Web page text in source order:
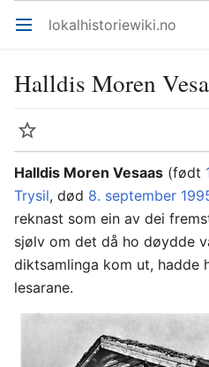
Åpne hovedmenyen lokalhistoriewiki.no
Halldis Moren
Overvåk
Halldis Moren Vesaas (født
Trysil, død 8. september
reknast som ein av dei
sjølv om det då ho døydde
diktsamlinga kom ut, hadde
lesarane.